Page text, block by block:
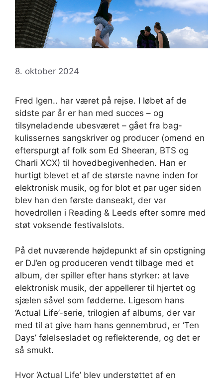
8. oktober 2024
Fred Igen.. har været på rejse. I løbet af de
sidste par år er han med succes – og
tilsyneladende ubesværet – gået fra bag-
kulissernes sangskriver og producer (omend en
efterspurgt af folk som Ed Sheeran, BTS og
Charli XCX) til hovedbegivenheden. Han er
hurtigt blevet et af de største navne inden for
elektronisk musik, og for blot et par uger siden
blev han den første danseakt, der var
hovedrollen i Reading & Leeds efter somre med
støt voksende festivalslots.
På det nuværende højdepunkt af sin opstigning
er DJ’en og produceren vendt tilbage med et
album, der spiller efter hans styrker: at lave
elektronisk musik, der appellerer til hjertet og
sjælen såvel som fødderne. Ligesom hans
‘Actual Life’-serie, trilogien af ​​albums, der var
med til at give ham hans gennembrud, er ‘Ten
Days’ følelsesladet og reflekterende, og det er
så smukt.
Hvor ‘Actual Life’ blev understøttet af en